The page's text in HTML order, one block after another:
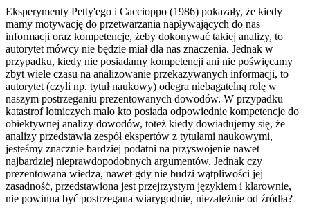
Eksperymenty Petty'ego i Caccioppo (1986) pokazały, że kiedy
mamy motywację do przetwarzania napływających do nas
informacji oraz kompetencje, żeby dokonywać takiej analizy, to
autorytet mówcy nie będzie miał dla nas znaczenia. Jednak w
przypadku, kiedy nie posiadamy kompetencji ani nie poświęcamy
zbyt wiele czasu na analizowanie przekazywanych informacji, to
autorytet (czyli np. tytuł naukowy) odegra niebagatelną rolę w
naszym postrzeganiu prezentowanych dowodów. W przypadku
katastrof lotniczych mało kto posiada odpowiednie kompetencje do
obiektywnej analizy dowodów, toteż kiedy dowiadujemy się, że
analizy przedstawia zespół ekspertów z tytułami naukowymi,
jesteśmy znacznie bardziej podatni na przyswojenie nawet
najbardziej nieprawdopodobnych argumentów. Jednak czy
prezentowana wiedza, nawet gdy nie budzi wątpliwości jej
zasadność, przedstawiona jest przejrzystym językiem i klarownie,
nie powinna być postrzegana wiarygodnie, niezależnie od źródła?